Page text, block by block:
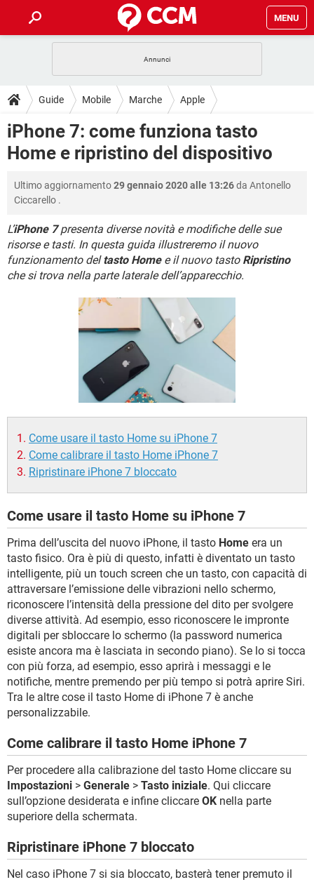
MENU
INTRATTENIMENTO ANDROID
iOS WINDOWS 10
INSTAGRAM WHATSAPP
HARDWARE
GUIDE
COVID-19 GAMING
INTRATTENIMENTO ANDROID
WINDOWS 10
INSTAGRAM WHATSAPP
HARDWARE
DOWNLOAD
COVID-19 GAMING
iOS
INSTAGRAM WHATSAPP
TIKTOK FACEBOOK
HARDWARE
FORUM
COVID-19 GAMING
iOS WINDOWS 10
INSTAGRAM WHATSAPP
TIKTOK FACEBOOK
GLOSSARIO
COVID-19 GAMING
INTRATTENIMENTO ANDROID
iOS WINDOWS 10
FACEBOOK
Guide Mobile Marche Apple
iPhone 7: come funziona tasto
Home e ripristino del dispositivo
Ultimo aggiornamento29 gennaio 2020 alle 13:26da Antonello
Ciccarello .
L’iPhone 7presenta diverse novità e modifiche delle sue
risorse e tasti. In questa guida illustreremo il nuovo
funzionamento deltasto Homee il nuovo tasto Ripristino
che si trova nella parte laterale dell’apparecchio.
Come usare il tasto Home su iPhone 7
Come calibrare il tasto Home iPhone 7
Ripristinare iPhone 7 bloccato
Come usare il tasto Home su iPhone 7
Prima dell’uscita del nuovo iPhone, il tasto Home era un
tasto fisico. Ora è più di questo, infatti è diventato un tasto
intelligente, più un touch screen che un tasto, con capacità di
attraversare l’emissione delle vibrazioni nello schermo,
riconoscere l’intensità della pressione del dito per svolgere
diverse attività. Ad esempio, esso riconoscere le impronte
digitali per sbloccare lo schermo (la password numerica
esiste ancora ma è lasciata in secondo piano). Se lo si tocca
con più forza, ad esempio, esso aprirà i messaggi e le
notifiche, mentre premendo per più tempo si potrà aprire Siri.
Tra le altre cose il tasto Home di iPhone 7 è anche
personalizzabile.
Come calibrare il tasto Home iPhone 7
Per procedere alla calibrazione del tasto Home cliccare su
Impostazioni > Generale > Tasto iniziale. Qui cliccare
sull’opzione desiderata e infine cliccare OK nella parte
superiore della schermata.
Ripristinare iPhone 7 bloccato
Nel caso iPhone 7 si sia bloccato, basterà tener premuto il